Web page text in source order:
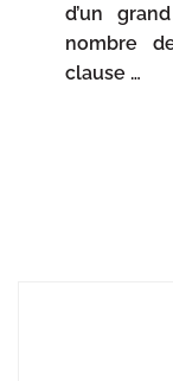
d’un
nombre
clause …